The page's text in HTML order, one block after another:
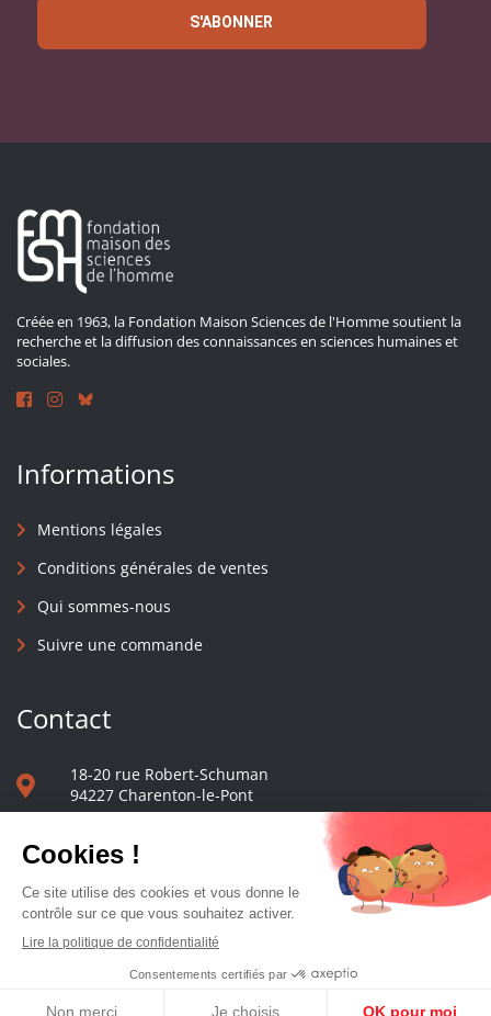
S'ABONNER
Créée en 1963, la Fondation Maison Sciences de l'Homme soutient la
recherche et la diffusion des connaissances en sciences humaines et
sociales.
Informations
Mentions légales
Conditions générales de ventes
Qui sommes-nous
Suivre une commande
Contact
18-20 rue Robert-Schuman
94227 Charenton-le-Pont